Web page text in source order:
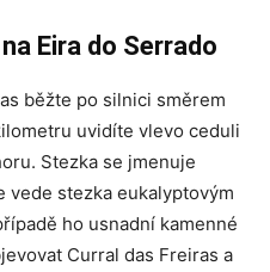
Eira do Serrado
běžte po silnici směrem
uvidíte vlevo ceduli
Stezka se jmenuje
vede stezka eukalyptovým
ho usnadní kamenné
Curral das Freiras a